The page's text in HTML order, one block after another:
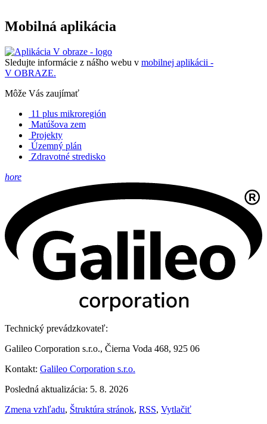
Mobilná aplikácia
Sledujte informácie z nášho webu v mobilnej aplikácii -
V OBRAZE.
Môže Vás zaujímať
11 plus mikroregión
Matúšova zem
Projekty
Územný plán
Zdravotné stredisko
hore
Technický prevádzkovateľ:
Galileo Corporation s.r.o., Čierna Voda 468, 925 06
Kontakt: Galileo Corporation s.r.o.
Posledná aktualizácia: 5. 8. 2026
Zmena vzhľadu, Štruktúra stránok, RSS, Vytlačiť